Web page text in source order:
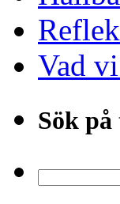
Vad
Sök på